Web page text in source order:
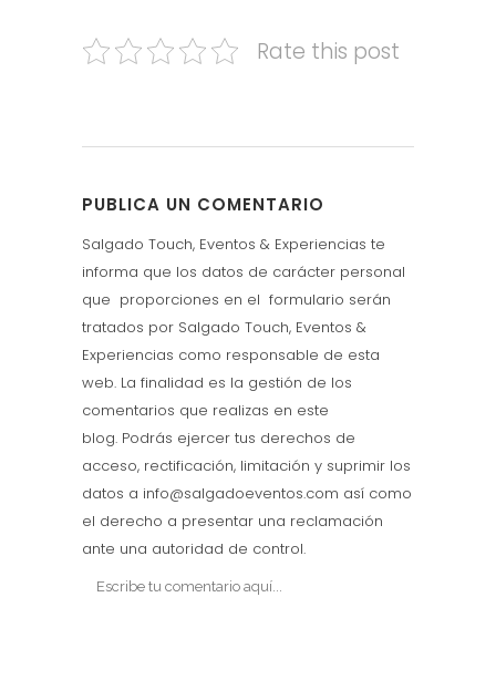
Rate this post
PUBLICA UN COMENTARIO
Salgado Touch, Eventos & Experiencias te
informa que los datos de carácter personal
que proporciones en el formulario serán
tratados por Salgado Touch, Eventos &
Experiencias como responsable de esta
web. La finalidad es la gestión de los
comentarios que realizas en este
blog. Podrás ejercer tus derechos de
acceso, rectificación, limitación y suprimir los
datos a info@salgadoeventos.com así como
el derecho a presentar una reclamación
ante una autoridad de control.